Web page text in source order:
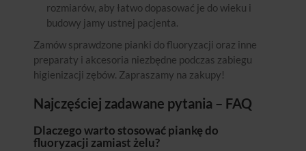
rozmiarów, aby łatwo dopasować je do wieku i
budowy jamy ustnej pacjenta.
Zamów sprawdzone pianki do fluoryzacji oraz inne
preparaty i akcesoria niezbędne podczas zabiegu
higienizacji zębów. Zapraszamy na zakupy!
Najczęściej zadawane pytania – FAQ
Dlaczego warto stosować piankę do
fluoryzacji zamiast żelu?